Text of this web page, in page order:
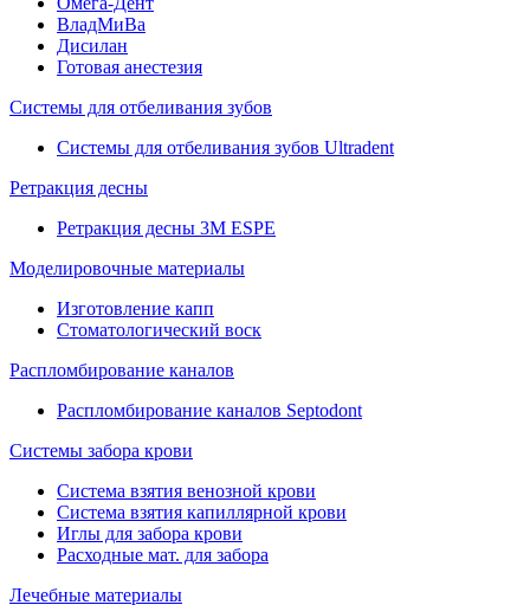
ВладМиВа
Дисилан
Готовая анестезия
Системы для отбеливания зубов
Системы для отбеливания зубов Ultradent
Ретракция десны
Ретракция десны 3M ESPE
Моделировочные материалы
Изготовление капп
Стоматологический воск
Распломбирование каналов
Распломбирование каналов Septodont
Системы забора крови
Система взятия венозной крови
Система взятия капиллярной крови
Иглы для забора крови
Расходные мат. для забора
Лечебные материалы